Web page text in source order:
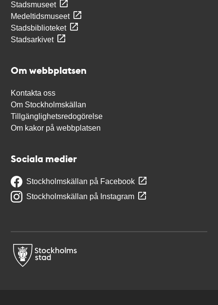
Stadsmuseet
Medeltidsmuseet
Stadsbiblioteket
Stadsarkivet
Om webbplatsen
Kontakta oss
Om Stockholmskällan
Tillgänglighetsredogörelse
Om kakor på webbplatsen
Sociala medier
Stockholmskällan på Facebook
Stockholmskällan på Instagram